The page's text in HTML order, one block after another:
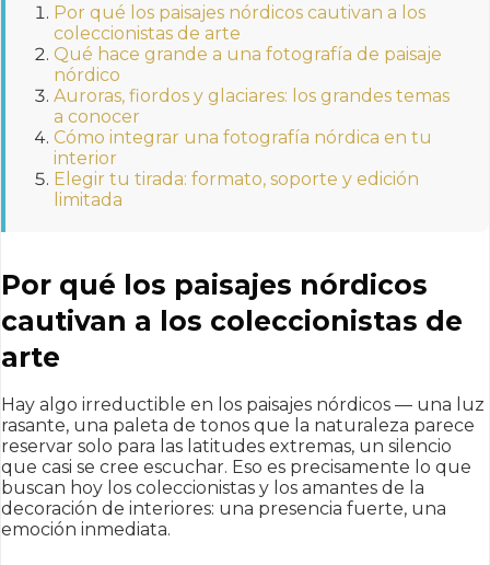
Por qué los paisajes nórdicos cautivan a los
coleccionistas de arte
Qué hace grande a una fotografía de paisaje
nórdico
Auroras, fiordos y glaciares: los grandes temas
a conocer
Cómo integrar una fotografía nórdica en tu
interior
Elegir tu tirada: formato, soporte y edición
limitada
Por qué los paisajes nórdicos
cautivan a los coleccionistas de
arte
Hay algo irreductible en los paisajes nórdicos — una luz
rasante, una paleta de tonos que la naturaleza parece
reservar solo para las latitudes extremas, un silencio
que casi se cree escuchar. Eso es precisamente lo que
buscan hoy los coleccionistas y los amantes de la
decoración de interiores: una presencia fuerte, una
emoción inmediata.